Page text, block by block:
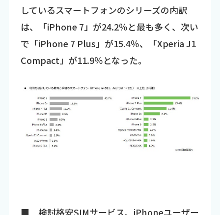
しているスマートフォンのシリーズの内訳
は、「iPhone 7」が24.2％と最も多く、次い
で「iPhone 7 Plus」が15.4％、「Xperia J1
Compact」が11.9％となった。
■ 検討格安SIMサービス、iPhoneユーザー